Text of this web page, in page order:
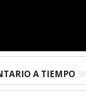
A TIEMPO